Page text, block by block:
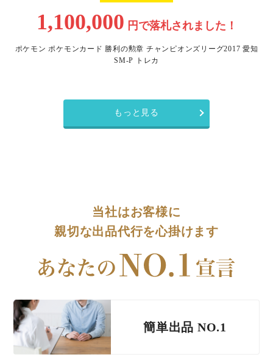
1,100,000 円で落札されました！
ポケモン ポケモンカード 勝利の勲章 チャンピオンズリーグ2017 愛知
SM-P トレカ
もっと見る
当社はお客様に
親切な出品代行を心掛けます
簡単出品 NO.1